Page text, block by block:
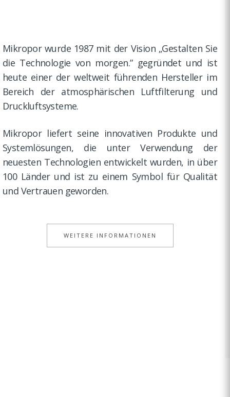
Mikropor wurde 1987 mit der Vision „Gestalten Sie
die Technologie von morgen.” gegründet und ist
heute einer der weltweit führenden Hersteller im
Bereich der atmosphärischen Luftfilterung und
Druckluftsysteme.
Mikropor liefert seine innovativen Produkte und
Systemlösungen, die unter Verwendung der
neuesten Technologien entwickelt wurden, in über
100 Länder und ist zu einem Symbol für Qualität
und Vertrauen geworden.
WEITERE INFORMATIONEN